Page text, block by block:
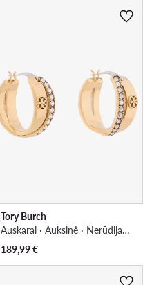
Tory Burch
Auskarai · Auksinė · Nerūdijantis plienas
189,99€